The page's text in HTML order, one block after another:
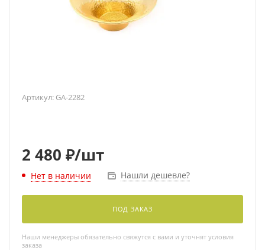
Артикул: GA-2282
2 480 ₽/шт
Нет в наличии Нашли дешевле?
ПОД ЗАКАЗ
Наши менеджеры обязательно свяжутся с вами и уточнят условия
заказа